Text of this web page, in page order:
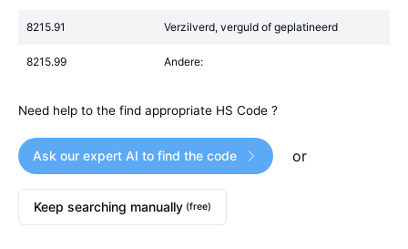
8215.91 Verzilverd, verguld of geplatineerd
8215.99 Andere:
Need help to the find appropriate HS Code ?
Ask our expert AI to find the code or
Keep searching manually (free)